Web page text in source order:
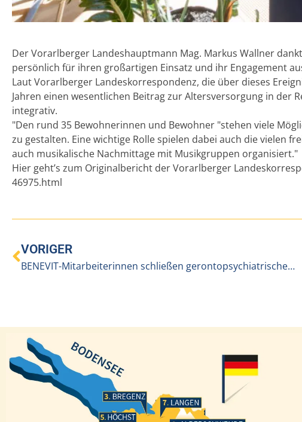
Der Vorarlberger Landeshauptmann Mag. Markus Wallner
persönlich für ihren großartigen Einsatz und ihr Engagement
Laut Vorarlberger Landeskorrespondenz, die über dieses
Jahren einen wesentlichen Beitrag zur Altersversorgung in der
integrativ.
"Den rund 35 Bewohnerinnen und Bewohner "stehen viele
zu gestalten. Eine wichtige Rolle spielen dabei auch die vielen
auch musikalische Nachmittage mit Musikgruppen organisiert."
Hier geht’s zum Originalbericht der Vorarlberger
46975.html
VORIGER
BENEVIT-Mitarbeiterinnen schließen gerontopsychiatrischen Lehrgang ab
Bregenz
Langen
Höchst